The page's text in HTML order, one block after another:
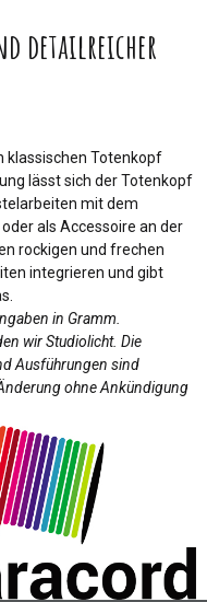
detailreicher
klassischen Totenkopf
lässt sich der Totenkopf
mit dem
als Accessoire an der
rockigen und frechen
integrieren und gibt
in Gramm.
wir Studiolicht. Die
Ausführungen sind
ohne Ankündigung